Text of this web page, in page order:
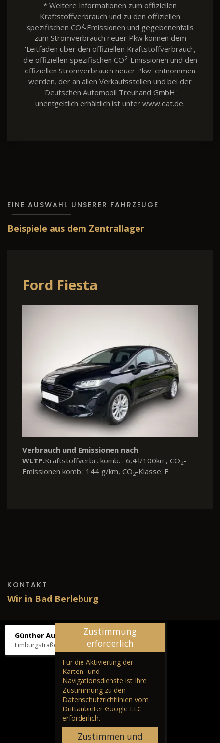
* Weitere Informationen zum offiziellen
Kraftstoffverbrauch und zu den offiziellen
spezifischen CO2-Emissionen und gegebenenfalls
zum Stromverbrauch neuer Pkw können dem
'Leitfaden über den offiziellen Kraftstoffverbrauch,
die offiziellen spezifischen CO2-Emissionen und den
offiziellen Stromverbrauch neuer Pkw' entnommen
werden, der an allen Verkaufsstellen und bei der
'Deutschen Automobil Treuhand GmbH'
unentgeltlich erhältlich ist unter www.dat.de.
EINE AUSWAHL UNSERER FAHRZEUGE
Beispiele aus dem Zentrallager
Ford Fiesta
Verbrauch und Emissionen nach
WLTP:Kraftstoffverbr. komb. : 6,4 l/100km, CO2-
Emissionen komb.: 144 g/km, CO2-Klasse: E
KONTAKT
Wir in Bad Berleburg
Günther Autos & Service
Limburgstraße 39, 57319 Bad Berleburg
Zustimmung
erforderlich
Für die Aktivierung der
Karten- und
Navigationsdienste ist Ihre
Zustimmung zu den
Datenschutzrichtlinien vom
Drittanbieter Google LLC
erforderlich.
Zustimmen und